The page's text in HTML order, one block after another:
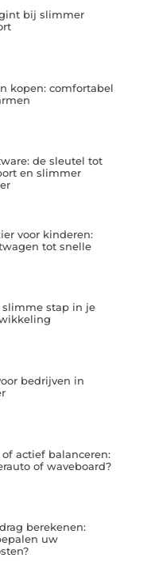
bij slimmer
kopen: comfortabel
de sleutel tot
en slimmer
voor kinderen:
tot snelle
slimme stap in je
bedrijven in
actief balanceren:
of waveboard?
berekenen:
uw